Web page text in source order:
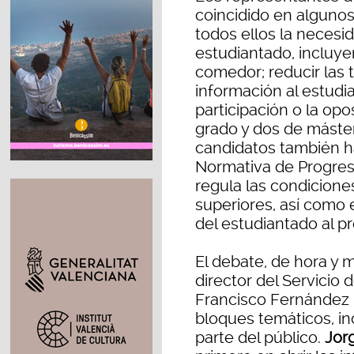
coincidido en
todos ellos la
estudiantado,
comedor; reducir las
información al
participación o la
grado y dos de
candidatos también
Normativa de
regula las
superiores, así como
del estudiantado al
El debate, de hora y
director del Servicio
Francisco
bloques temáticos,
parte del público.